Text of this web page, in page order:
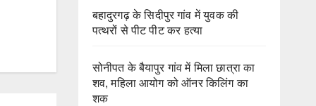
बहादुरगढ़ के सिदीपुर गांव में युवक की
पत्थरों से पीट पीट कर हत्या
सोनीपत के बैयापुर गांव में मिला छात्रा का
शव, महिला आयोग को ऑनर किलिंग का
शक